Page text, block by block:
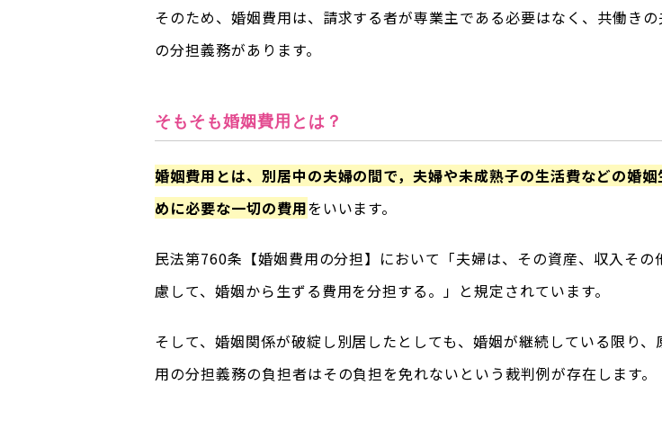
そのため、婚姻費用は、請求する者が専業主である必要はなく、共働き
の分担義務があります。
そもそも婚姻費用とは？
婚姻費用とは、別居中の夫婦の間で，夫婦や未成熟子の生活費などの婚
めに必要な一切の費用をいいます。
民法第760条【婚姻費用の分担】において「夫婦は、その資産、収入その
慮して、婚姻から生ずる費用を分担する。」と規定されています。
そして、婚姻関係が破綻し別居したとしても、婚姻が継続している限り、
用の分担義務の負担者はその負担を免れないという裁判例が存在します。